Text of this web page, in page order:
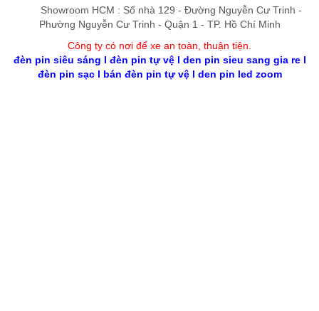
Showroom HCM : Số nhà 129 - Đường Nguyễn Cư Trinh -
Phường Nguyễn Cư Trinh - Quận 1 - TP. Hồ Chí Minh
Công ty có nơi để xe an toàn, thuận tiện
đèn pin siêu sáng l đèn pin tự vệl den pin sieu sang gia rel
đèn pin sạcl bán đèn pin tự vệl den pin led zoom